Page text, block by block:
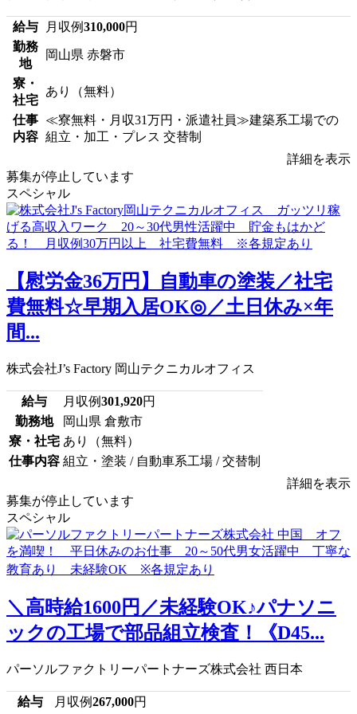
給与 月収例310,000円
勤務
地
岡山県 赤磐市
寮・
社宅
あり（無料）
仕事
内容
≪寮無料・月収31万円・派遣社員≫建築系工場での
組立・加工・プレス 交替制
詳細を表示
募集が停止しています
スペシャル
【慰労金36万円】自動車の塗装／社宅
費無料☆早期入居OK◎／土日休み×年
間...
株式会社J’s Factory 岡山テクニカルオフィス
給与 月収例301,920円
勤務地
岡山県 倉敷市
寮・社宅 あり（無料）
仕事内容 組立・塗装 / 自動車系工場 / 交替制
詳細を表示
募集が停止しています
スペシャル
＼高時給1600円／未経験OK♪パナソニ
ックの工場で部品組立検査！《D45...
パーソルファクトリーパートナーズ株式会社 西日本
給与 月収例267,000円